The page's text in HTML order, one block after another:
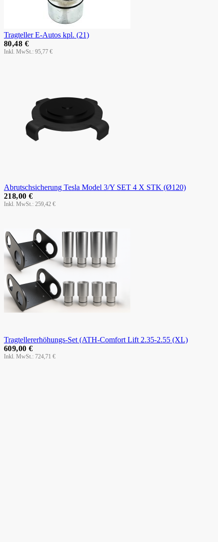
Tragteller E-Autos kpl. (21)
95,77 €
80,48 €
Abrutschsicherung Tesla Model 3/Y SET 4 X STK (Ø120)
259,42 €
218,00 €
Tragtellererhöhungs-Set (ATH-Comfort Lift 2.35-2.55 (XL)
724,71 €
609,00 €